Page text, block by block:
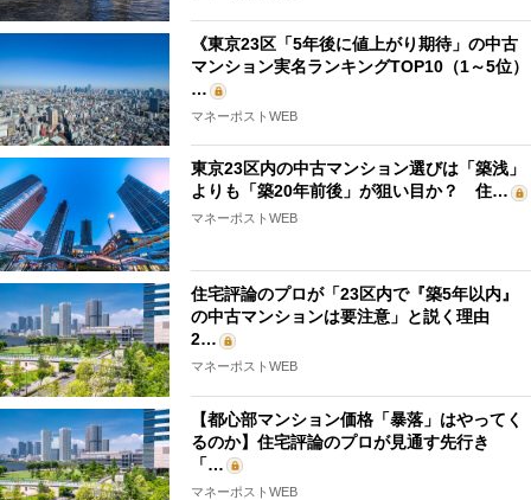
《東京23区「5年後に値上がり期待」の中古
マンション実名ランキングTOP10（1～5位）
…
マネーポストWEB
東京23区内の中古マンション選びは「築浅」
よりも「築20年前後」が狙い目か？ 住…
マネーポストWEB
住宅評論のプロが「23区内で『築5年以内』
の中古マンションは要注意」と説く理由
2…
マネーポストWEB
【都心部マンション価格「暴落」はやってく
るのか】住宅評論のプロが見通す先行き
「…
マネーポストWEB